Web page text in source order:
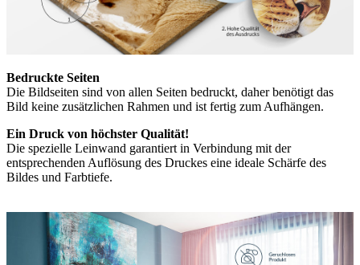
Bedruckte Seiten
Die Bildseiten sind von allen Seiten bedruckt, daher benötigt das
Bild keine zusätzlichen Rahmen und ist fertig zum Aufhängen.
Ein Druck von höchster Qualität!
Die spezielle Leinwand garantiert in Verbindung mit der
entsprechenden Auflösung des Druckes eine ideale Schärfe des
Bildes und Farbtiefe.